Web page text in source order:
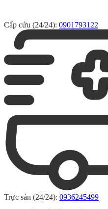
Cấp cứu (24/24): 0901793122
Trực sản (24/24): 0936245499